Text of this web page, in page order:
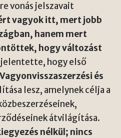
vonás jelszavait
vagyok itt, mert jobb
hanem mert
hogy változást
hogy első
és
lesz, amelynek célja a
átvilágítása.
nélkül; nincs